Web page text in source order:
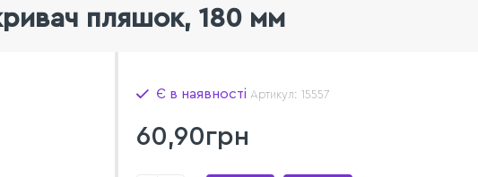
пляшок, 180 мм
Є в наявності Артикул: 15557
60,90грн